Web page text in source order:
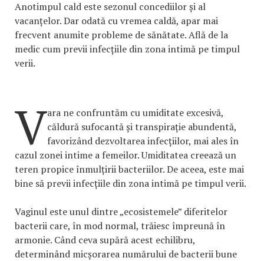
Anotimpul cald este sezonul concediilor și al
vacanțelor. Dar odată cu vremea caldă, apar mai
frecvent anumite probleme de sănătate. Află de la
medic cum previi infecțiile din zona intimă pe timpul
verii.
Vara ne confruntăm cu umiditate excesivă,
căldură sufocantă și transpirație abundentă,
favorizând dezvoltarea infecțiilor, mai ales în
cazul zonei intime a femeilor. Umiditatea creează un
teren propice înmulțirii bacteriilor. De aceea, este mai
bine să previi infecțiile din zona intimă pe timpul verii.
Vaginul este unul dintre „ecosistemele” diferitelor
bacterii care, în mod normal, trăiesc împreună în
armonie. Când ceva supără acest echilibru,
determinând micșorarea numărului de bacterii bune